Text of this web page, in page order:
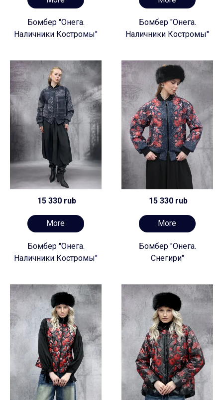
Бомбер "Онега.
Наличники Костромы"
Бомбер "Онега.
Наличники Костромы"
15 330 rub
More
Бомбер "Онега.
Наличники Костромы"
15 330 rub
More
Бомбер "Онега.
Снегири"